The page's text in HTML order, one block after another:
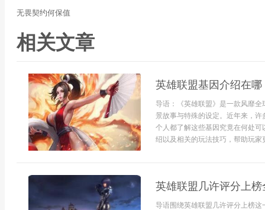
无畏契约何保值
相关文章
英雄联盟基因介绍在哪
导语：《英雄联盟》是一款风靡
景故事与特殊的设定。近年来，
个人都了解这些基因究竟在何处
绍以及相关的玩法技巧，帮助玩
英雄联盟几许评分上榜
导语围绕英雄联盟几许评分上榜